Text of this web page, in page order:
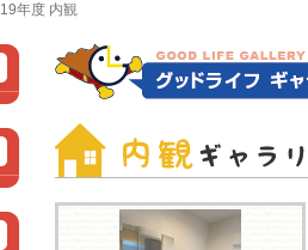
年度 内観